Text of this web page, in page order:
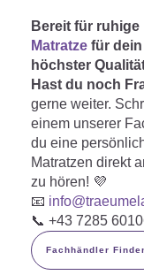
Kinder-
Den
DECKEN &
Baby-
BABYNEST
Erwachsene
TOPPER
Unser Träumeland
BETTER
TEAM
KARRIERE
Wissen
Bereit für ruhige
Matratze für
höchster
Hast du noch
gerne weiter.
einem unserer
du eine
Matratzen direkt
zu hören! 💜
📧 info
📞 +43 7285
Fachhändler